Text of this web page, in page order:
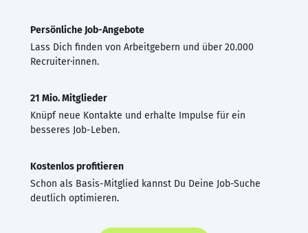
Persönliche Job-Angebote
Lass Dich finden von Arbeitgebern und über 20.000
Recruiter·innen.
21 Mio. Mitglieder
Knüpf neue Kontakte und erhalte Impulse für ein
besseres Job-Leben.
Kostenlos profitieren
Schon als Basis-Mitglied kannst Du Deine Job-Suche
deutlich optimieren.